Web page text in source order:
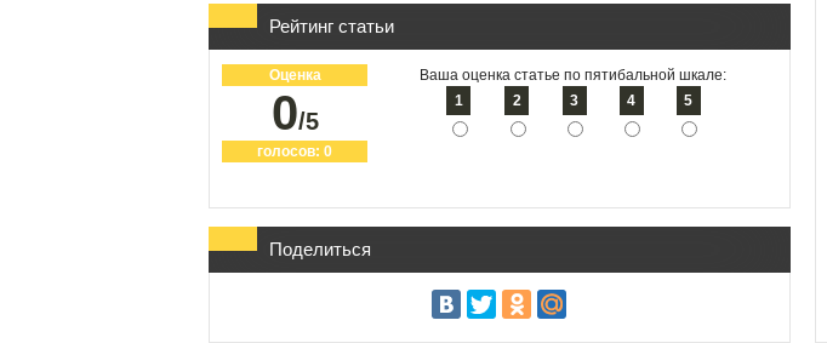
Рейтинг статьи
Оценка
0/5
голосов: 0
Ваша оценка статье по пятибальной шкале:
1
2 3 4 5
Поделиться